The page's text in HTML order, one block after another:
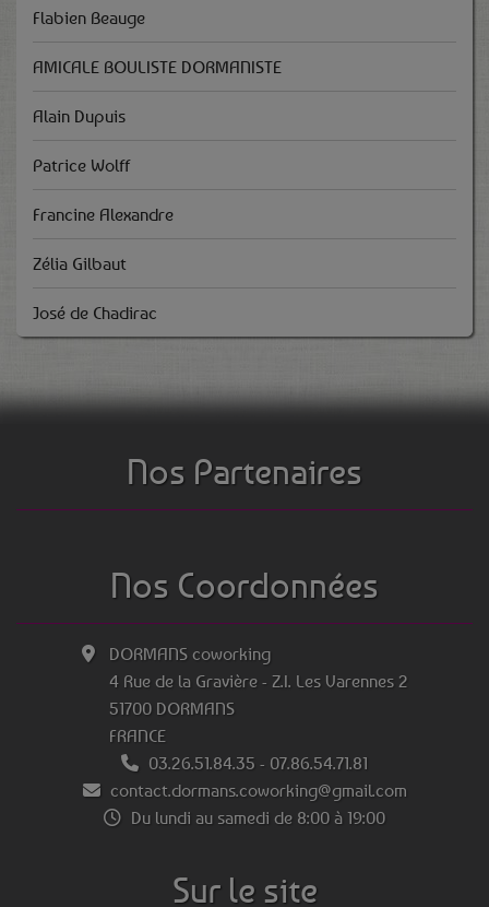
Flabien Beauge
AMICALE BOULISTE DORMANISTE
Alain Dupuis
Patrice Wolff
Francine Alexandre
Zélia Gilbaut
José de Chadirac
Nos Partenaires
Nos Coordonnées
DORMANS coworking
4 Rue de la Gravière - Z.I. Les Varennes 2
51700 DORMANS
FRANCE
03.26.51.84.35 - 07.86.54.71.81
contact.dormans.coworking@gmail.com
Du lundi au samedi de 8:00 à 19:00
Sur le site